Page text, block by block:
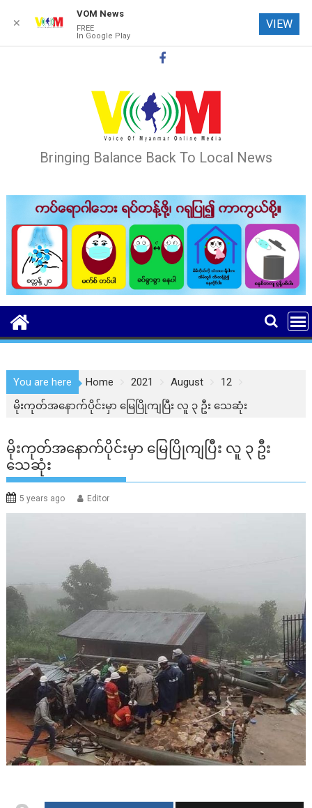
Bringing Balance Back To Local News
You are here Home 2021 August
12
မိုးကုတ်အနောက်ပိုင်းမှာ မြေပြိုကျပြီး လူ ၃ ဦး သေဆုံး
မိုးကုတ်အနောက်ပိုင်းမှာ မြေပြိုကျပြီး လူ ၃ ဦး
သေဆုံး
5 years ago Editor
✕
VOM News
FREE
In Google Play
VIEW